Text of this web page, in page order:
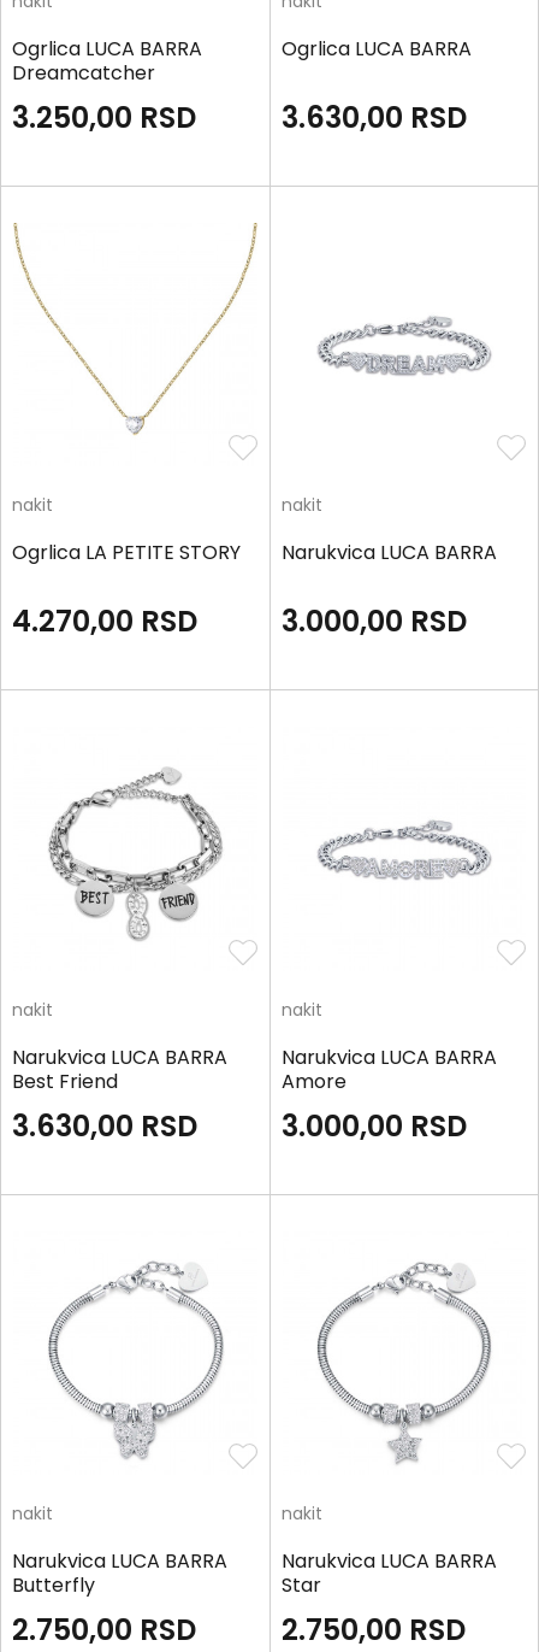
Ogrlica LUCA BARRA
Dreamcatcher
3.250,00 RSD
Ogrlica LUCA BARRA
3.630,00 RSD
nakit
Ogrlica LA PETITE STORY
4.270,00 RSD
nakit
Narukvica LUCA BARRA
3.000,00 RSD
nakit
Narukvica LUCA BARRA
Best Friend
3.630,00 RSD
nakit
Narukvica LUCA BARRA
Amore
3.000,00 RSD
nakit
Narukvica LUCA BARRA
Butterfly
2.750,00 RSD
nakit
Narukvica LUCA BARRA
Star
2.750,00 RSD